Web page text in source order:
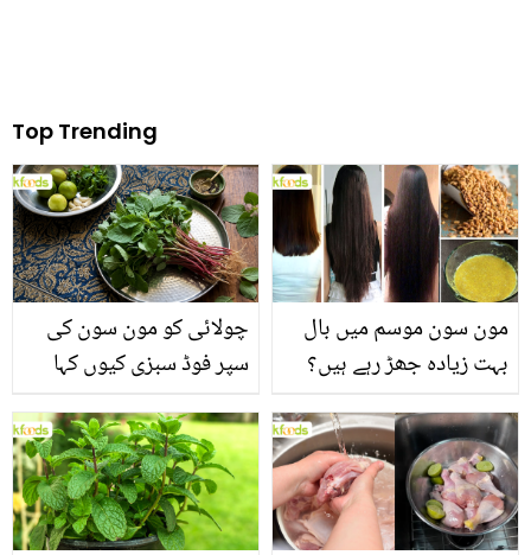
Top Trending
چولائی کو مون سون کی
سپر فوڈ سبزی کیوں کہا
منرلز اور اینٹی آکسیڈنٹس
سے بھرپور اس سبزی کے
فائدے
مون سون موسم میں بال
بہت زیادہ جھڑ رہے ہیں؟
بنانے کے چند قدرتی طریقے